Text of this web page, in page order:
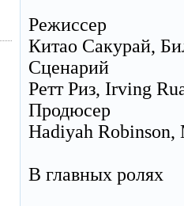
Режиссер
Китао Сакурай,
Сценарий
Ретт Риз, Irving
Продюсер
Hadiyah Robinson,
В главных ролях